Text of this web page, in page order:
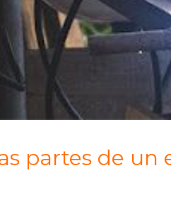
partes de